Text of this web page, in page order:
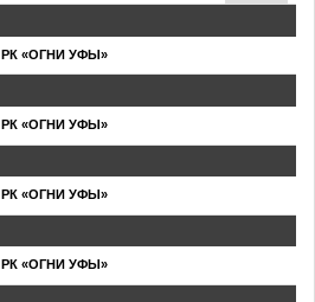
РК «ОГНИ УФЫ»
РК «ОГНИ УФЫ»
РК «ОГНИ УФЫ»
РК «ОГНИ УФЫ»